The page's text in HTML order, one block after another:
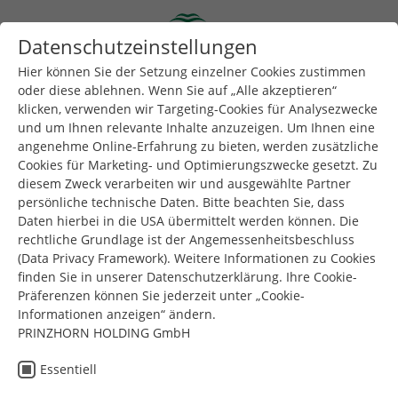
Toggle navigation
Sie sind hier:
Dunapack Packaging
Unternehmen
News & Presse
50 years Dunapack Packaging Strasswalchen
Dunapack
Packaging
50 Jahre Dunapack
Packaging
Strasswalchen
Datenschutzeinstellungen
Hier können Sie der Setzung einzelner Cookies zustimmen
oder diese ablehnen. Wenn Sie auf „Alle akzeptieren“
klicken, verwenden wir Targeting-Cookies für Analysezwecke
und um Ihnen relevante Inhalte anzuzeigen. Um Ihnen eine
angenehme Online-Erfahrung zu bieten, werden zusätzliche
Cookies für Marketing- und Optimierungszwecke gesetzt. Zu
diesem Zweck verarbeiten wir und ausgewählte Partner
persönliche technische Daten. Bitte beachten Sie, dass
Daten hierbei in die USA übermittelt werden können. Die
rechtliche Grundlage ist der Angemessenheitsbeschluss
(Data Privacy Framework). Weitere Informationen zu Cookies
finden Sie in unserer Datenschutzerklärung. Ihre Cookie-
Präferenzen können Sie jederzeit unter „Cookie-
Informationen anzeigen“ ändern.
PRINZHORN HOLDING GmbH
Essentiell